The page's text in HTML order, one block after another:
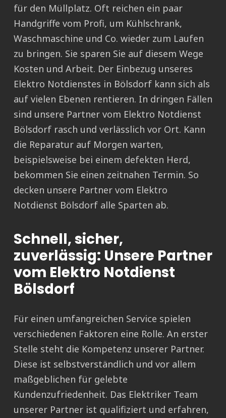
für den Müllplatz. Oft reichen ein paar
Handgriffe vom Profi, um Kühlschrank,
Waschmaschine und Co. wieder zum Laufen
zu bringen. Sie sparen Sie auf diesem Wege
Kosten und Arbeit. Der Einbezug unseres
Elektro Notdienstes in Bölsdorf kann sich als
auf vielen Ebenen rentieren. In dringen Fällen
sind unsere Partner vom Elektro Notdienst
Bölsdorf rasch und verlässlich vor Ort. Kann
die Reparatur auf Morgen warten,
beispielsweise bei einem defekten Herd,
bekommen Sie einen zeitnahen Termin. So
decken unsere Partner vom Elektro
Notdienst Bölsdorf alle Sparten ab.
Schnell, sicher,
zuverlässig: Unsere Partner
vom Elektro Notdienst
Bölsdorf
Für einen umfangreichen Service spielen
verschiedenen Faktoren eine Rolle. An erster
Stelle steht die Kompetenz unserer Partner.
Diese ist selbstverständlich und vor allem
maßgeblichen für gelebte
Kundenzufriedenheit. Das Elektriker Team
unserer Partner ist qualifiziert und erfahren,